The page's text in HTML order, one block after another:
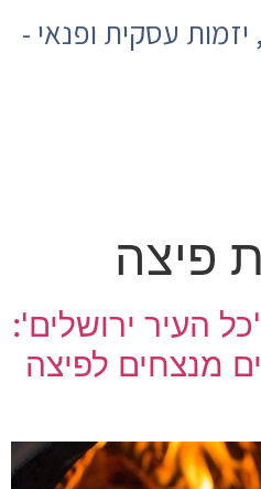
יזמות עסקית ופנאי -
פיצה
העיר ירושלים':
מנצחים לפיצה